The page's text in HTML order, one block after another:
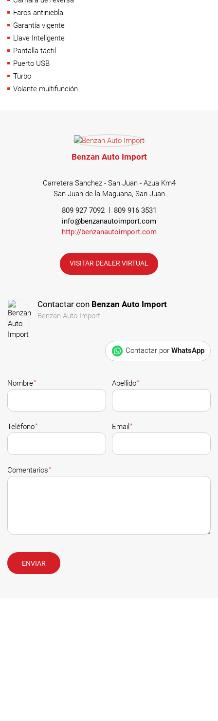
Faros antiniebla
Garantía vigente
Llave Inteligente
Pantalla táctil
Puerto USB
Turbo
Volante multifunción
Benzan Auto Import
Carretera Sanchez - San Juan - Azua Km4
San Juan de la Maguana, San Juan
809 927 7092
809 916 3531
info@benzanautoimport.com
http://benzanautoimport.com
VISITAR DEALER VIRTUAL
Contactar con Benzan Auto Import
Benzan Auto Import
Contactar por WhatsApp
Nombre* Apellido*
Teléfono* Email *
Comentarios*
ENVIAR